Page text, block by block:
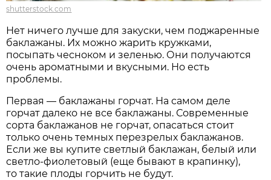
shutterstock.com
Нет ничего лучше для закуски, чем поджаренные
баклажаны. Их можно жарить кружками,
посыпать чесноком и зеленью. Они получаются
очень ароматными и вкусными. Но есть
проблемы.
Первая — баклажаны горчат. На самом деле
горчат далеко не все баклажаны. Современные
сорта баклажанов не горчат, опасаться стоит
только очень темных перезрелых баклажанов.
Если же вы купите светлый баклажан, белый или
светло-фиолетовый (еще бывают в крапинку),
то такие плоды горчить не будут.